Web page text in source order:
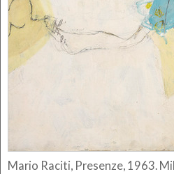
Mario Raciti, Presenze, 1963.